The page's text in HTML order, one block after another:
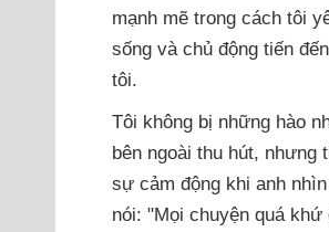
mạnh mẽ trong cách tôi
sống và chủ động tiến
tôi.
Tôi không bị những hào
bên ngoài thu hút, nhưng
sự cảm động khi anh
nói: "Mọi chuyện quá khứ